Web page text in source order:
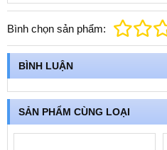
Bình chọn sản phẩm:
BÌNH LUẬN
SẢN PHẨM CÙNG LOẠI